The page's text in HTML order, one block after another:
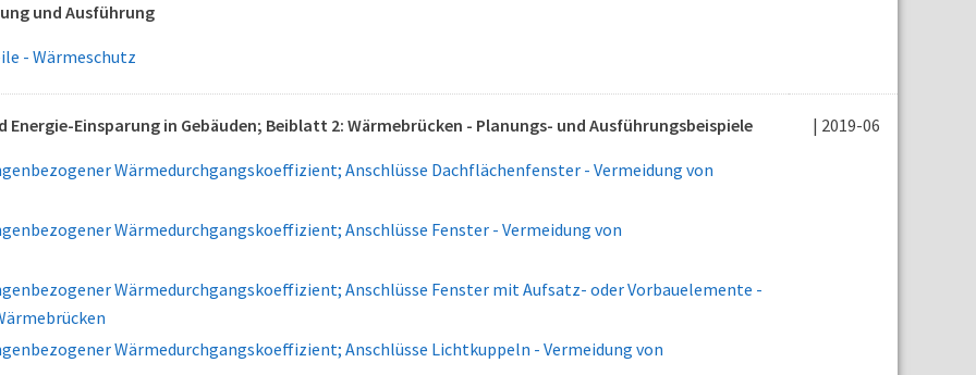
und Ausführung
- Wärmeschutz
Energie-Einsparung in Gebäuden; Beiblatt 2: Wärmebrücken - Planungs- und Ausführungsbeispiele | 2019-06
Wärmedurchgangskoeffizient; Anschlüsse Dachflächenfenster - Vermeidung von
Wärmedurchgangskoeffizient; Anschlüsse Fenster - Vermeidung von
Wärmedurchgangskoeffizient; Anschlüsse Fenster mit Aufsatz- oder Vorbauelemente -
Wärmedurchgangskoeffizient; Anschlüsse Lichtkuppeln - Vermeidung von